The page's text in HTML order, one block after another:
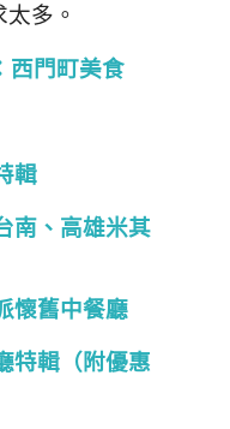
太多 。
西門町美食
輯
南 、 高雄米其
懷舊中餐廳
特輯（附優惠